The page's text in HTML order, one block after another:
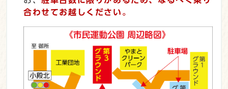
合わせてお越しください。